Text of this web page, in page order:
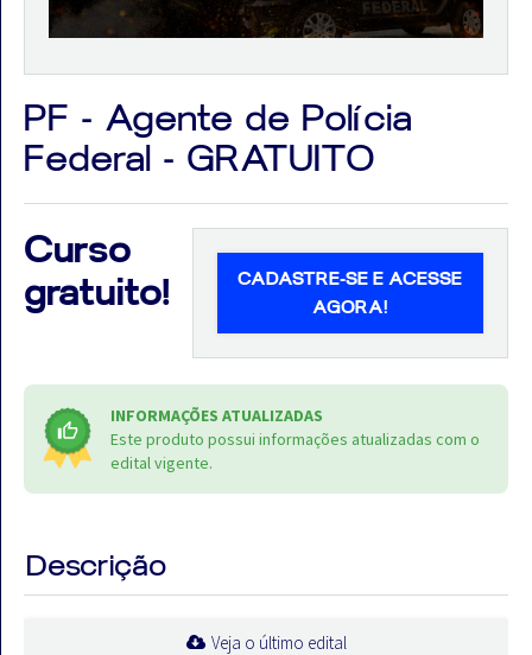
Aprovados
Notícias
VIVO
PF - Agente de Polícia
Federal - GRATUITO
Curso
gratuito!
CADASTRE-SE E ACESSE
AGORA!
INFORMAÇÕES ATUALIZADAS
Este produto possui informações atualizadas com o
edital vigente.
Descrição
Veja o último edital